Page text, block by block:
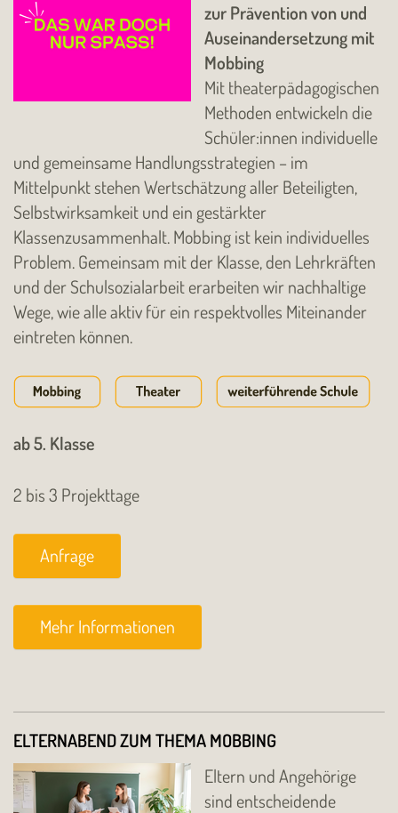
zur Prävention von und
Auseinandersetzung mit
Mobbing
Mit theaterpädagogischen
Methoden entwickeln die
Schüler:innen individuelle
und gemeinsame Handlungsstrategien – im
Mittelpunkt stehen Wertschätzung aller Beteiligten,
Selbstwirksamkeit und ein gestärkter
Klassenzusammenhalt. Mobbing ist kein individuelles
Problem. Gemeinsam mit der Klasse, den Lehrkräften
und der Schulsozialarbeit erarbeiten wir nachhaltige
Wege, wie alle aktiv für ein respektvolles Miteinander
eintreten können.
ab 5. Klasse
2 bis 3 Projekttage
Anfrage
Mehr Informationen
ELTERNABEND ZUM THEMA MOBBING
Eltern und Angehörige
sind entscheidende